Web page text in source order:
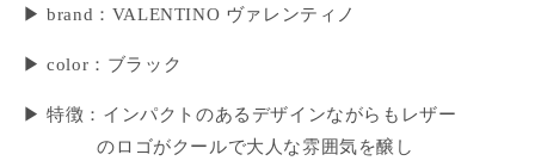
▶ brand：VALENTINO ヴァレンティノ
▶ color：ブラック
▶ 特徴：インパクトのあるデザインながらもレザー
のロゴがクールで大人な雰囲気を醸し